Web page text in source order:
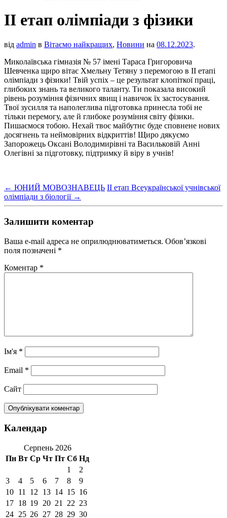
ІІ етап олімпіади з фізики
від admin в Вітаємо найкращих, Новини на 08.12.2023.
Миколаївська гімназія № 57 імені Тараса Григоровича
Шевченка щиро вітає Хмельну Тетяну з перемогою в ІІ етапі
олімпіади з фізики! Твій успіх – це результат клопіткої праці,
глибоких знань та великого таланту. Ти показала високий
рівень розуміння фізичних явищ і навичок їх застосування.
Твої зусилля та наполеглива підготовка принесла тобі не
тільки перемогу, але й глибоке розуміння світу фізики.
Пишаємося тобою. Нехай твоє майбутнє буде сповнене нових
досягнень та неймовірних відкриттів! Щиро дякуємо
Запорожець Оксані Володимирівні та Васильковій Анні
Олегівні за підготовку, підтримку й віру в учнів!
← ЮНИЙ МОВОЗНАВЕЦЬ ІІ етап Всеукраїнської учнівської
олімпіади з біології →
Залишити коментар
Ваша e-mail адреса не оприлюднюватиметься. Обов’язкові
поля позначені *
Коментар *
Ім'я *
Email *
Сайт
Календар
Серпень 2026
Пн Вт Ср Чт Пт Сб Нд
1
2
3
4 5 6 7 8
9
10 11 12 13 14 15 16
17 18 19 20 21 22 23
24 25 26 27 28 29 30